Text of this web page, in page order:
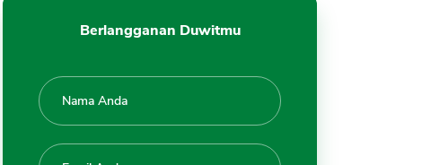
Berlangganan Duwitmu